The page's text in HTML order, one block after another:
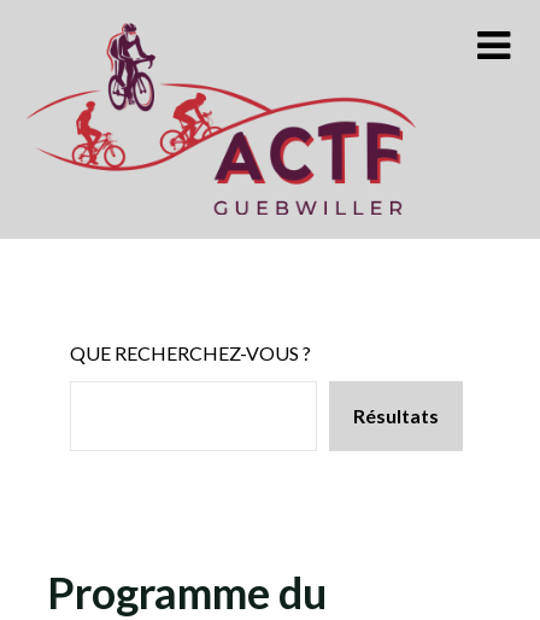
QUE RECHERCHEZ-VOUS ?
Résultats
Programme du